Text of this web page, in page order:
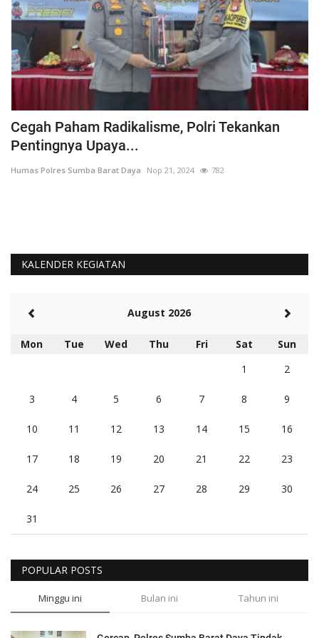
Cegah Paham Radikalisme, Polri Tekankan
Pentingnya Upaya...
Humas Polres Sumba Barat Daya Nop 21, 2024 782
KALENDER KEGIATAN
August 2026
Mon Tue Wed Thu Fri Sat
Sun
1
2
3 4 5 6 7 8 9
10 11 12 13 14 15 16
17 18 19 20 21 22 23
24 25 26 27 28 29 30
31
POPULAR POSTS
Minggu ini Bulan ini Tahun ini